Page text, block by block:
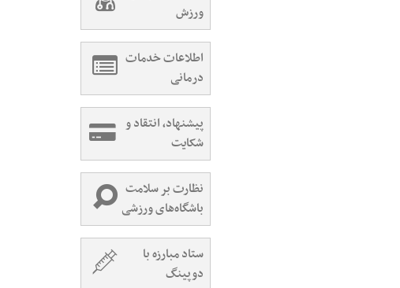
ورزش
اطلاعات خدمات
درمانی
پیشنهاد، انتقاد و
شکایت
نظارت بر سلامت
باشگاه‌های ورزشی
ستاد مبارزه با
دوپینگ